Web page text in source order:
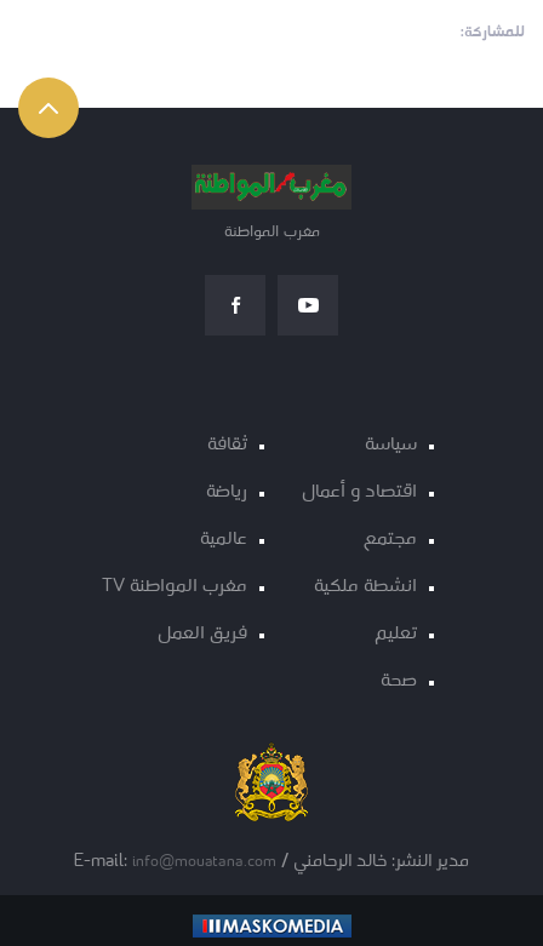
للمشاركة:
مغرب المواطنة
سياسة
اقتصاد و أعمال
مجتمع
انشطة ملكية
تعليم
صحة
ثقافة
رياضة
عالمية
مغرب المواطنة TV
فريق العمل
مدير النشر: خالد الرحامني / E-mail: info@mouatana.com